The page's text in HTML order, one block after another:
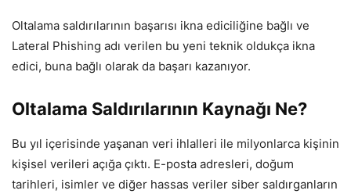
Oltalama saldırılarının başarısı ikna ediciliğine bağlı ve
Lateral Phishing adı verilen bu yeni teknik oldukça ikna
edici, buna bağlı olarak da başarı kazanıyor.
Oltalama Saldırılarının Kaynağı Ne?
Bu yıl içerisinde yaşanan veri ihlalleri ile milyonlarca kişinin
kişisel verileri açığa çıktı. E-posta adresleri, doğum
tarihleri, isimler ve diğer hassas veriler siber saldırganların